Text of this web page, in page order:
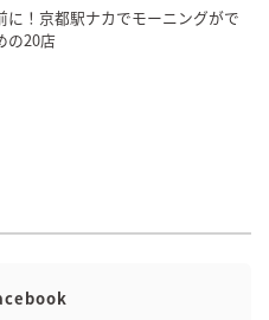
に！京都駅ナカでモーニングがで
の20店